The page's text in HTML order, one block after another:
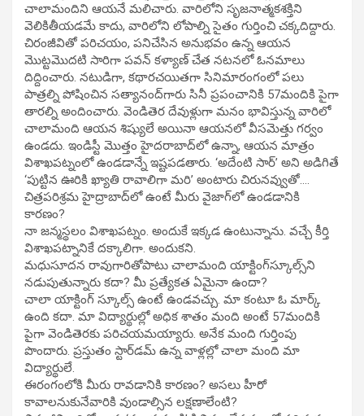
చాలామందిని ఆయనే మలిచారు. వారిలోని సృజనాత్మకశక్తిని
వెలికితీయడమే కాదు, వారిలోని లోపాల్ని సైతం గుర్తించి చక్కదిద్దారు.
చిరంజీవితో పరిచయం, పనిచేసిన అనుభవం ఉన్న ఆయన
మొట్టమొదటి సారిగా పవన్‌ కళ్యాణ్‌ చేత నటనలో ఓనమాలు
దిద్దించారు. నటుడిగా, కథారచయితగా సినిమారంగంలో పలు
పాత్రల్ని పోషించిన సత్యానంద్‌గారు సినీ ప్రపంచానికి 57మందికి పైగా
తారల్ని అందించారు. వెండితెర దేవుళ్లుగా మనం భావిస్తున్న వారిలో
చాలామంది ఆయన శిష్యులే అయినా ఆయనలో వీసమెత్తు గర్వం
ఉండదు. ఇండిస్టీ మొత్తం హైదరాబాద్‌లో ఉన్నా, ఆయన మాత్రం
విశాఖపట్నంలో ఉండడాన్నే ఇష్టపడతారు. ‘అదేంటి సార్‌’ అని అడిగితే
‘పుట్టిన ఊరికి ఖ్యాతి రావాలిగా మరి’ అంటారు చిరునవ్వుతో….
చిత్రపరిశ్రమ హైద్రాబాద్‌లో ఉంటే మీరు వైజాగ్‌లో ఉండడానికి
కారణం?
నా జన్మస్థలం విశాఖపట్నం. అందుకే ఇక్కడ ఉంటున్నాను. వచ్చే కీర్తి
విశాఖపట్నానికే దక్కాలిగా. అందుకని.
మధుసూదన రావుగారితోపాటు చాలామంది యాక్టింగ్‌స్కూల్స్‌ని
నడుపుతున్నారు కదా? మీ ప్రత్యేకత ఏమైనా ఉందా?
చాలా యాక్టింగ్‌ స్కూల్స్‌ ఉంటే ఉండవచ్చు. మా కంటూ ఓ మార్క్‌
ఉంది కదా. మా విద్యార్థుల్లో అధిక శాతం మంది అంటే 57మందికి
పైగా వెండితెరకు పరిచయమయ్యారు. అనేక మంది గుర్తింపు
పొందారు. ప్రస్తుతం స్టార్‌డమ్‌ ఉన్న వాళ్లల్లో చాలా మంది మా
విద్యార్థులే.
ఈరంగంలోకి మీరు రావడానికి కారణం? అసలు హీరో
కావాలనుకునేవారికి వుండాల్సిన లక్షణాలేంటి?